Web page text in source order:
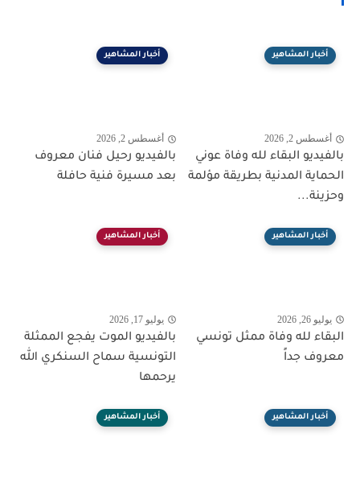
أخبار المشاهير
أغسطس 2, 2026
بالفيديو البقاء لله وفاة عوني
الحماية المدنية بطريقة مؤلمة
وحزينة...
أخبار المشاهير
أغسطس 2, 2026
بالفيديو رحيل فنان معروف
بعد مسيرة فنية حافلة
أخبار المشاهير
يوليو 26, 2026
البقاء لله وفاة ممثل تونسي
معروف جداً
أخبار المشاهير
يوليو 17, 2026
بالفيديو الموت يفجع الممثلة
التونسية سماح السنكري الله
يرحمها
أخبار المشاهير أخبار المشاهير